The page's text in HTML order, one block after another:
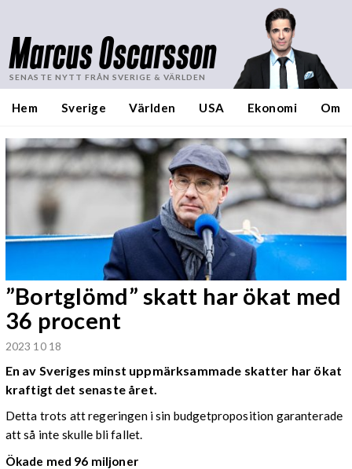
Marcus Oscarsson
SENASTE NYTT FRÅN SVERIGE & VÄRLDEN
Hem Sverige Världen USA Ekonomi Om
”Bortglömd” skatt har ökat med
36 procent
2023 10 18
En av Sveriges minst uppmärksammade skatter har ökat
kraftigt det senaste året.
Detta trots att regeringen i sin budgetproposition garanterade
att så inte skulle bli fallet.
Ökade med 96 miljoner